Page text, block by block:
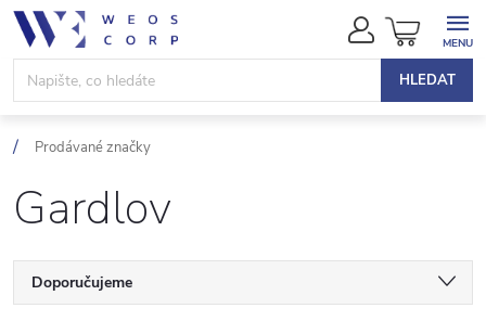
Přejít
obsah
HLEDAT
NÁKUPNÍ
KOŠÍK
Prodávané značky
Gardlov
Ř
Doporučujeme